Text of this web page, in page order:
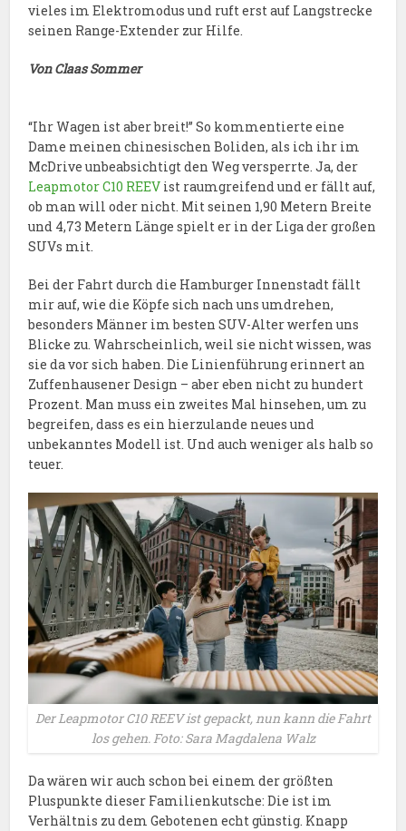
vieles im Elektromodus und ruft erst auf Langstrecke
seinen Range-Extender zur Hilfe.
Von Claas Sommer
“Ihr Wagen ist aber breit!” So kommentierte eine
Dame meinen chinesischen Boliden, als ich ihr im
McDrive unbeabsichtigt den Weg versperrte. Ja, der
Leapmotor C10 REEV ist raumgreifend und er fällt auf,
ob man will oder nicht. Mit seinen 1,90 Metern Breite
und 4,73 Metern Länge spielt er in der Liga der großen
SUVs mit.
Bei der Fahrt durch die Hamburger Innenstadt fällt
mir auf, wie die Köpfe sich nach uns umdrehen,
besonders Männer im besten SUV-Alter werfen uns
Blicke zu. Wahrscheinlich, weil sie nicht wissen, was
sie da vor sich haben. Die Linienführung erinnert an
Zuffenhausener Design – aber eben nicht zu hundert
Prozent. Man muss ein zweites Mal hinsehen, um zu
begreifen, dass es ein hierzulande neues und
unbekanntes Modell ist. Und auch weniger als halb so
teuer.
Der Leapmotor C10 REEV ist gepackt, nun kann die Fahrt
los gehen. Foto: Sara Magdalena Walz
Da wären wir auch schon bei einem der größten
Pluspunkte dieser Familienkutsche: Die ist im
Verhältnis zu dem Gebotenen echt günstig. Knapp